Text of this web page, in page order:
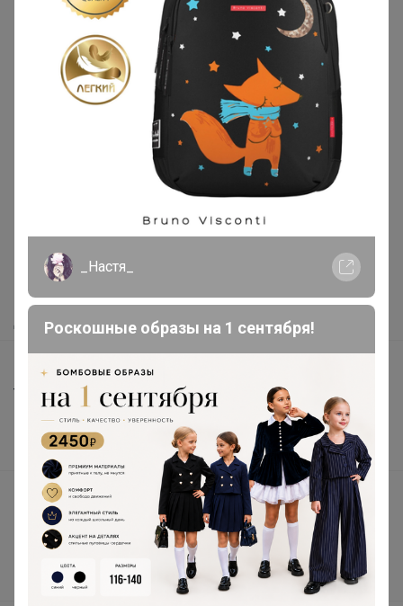
Как здесь все устроено?
Как сделать заказ?
Как получить?
Доставка
Шоурумы
Торговые марки
Наша команда
В наличии
Подарочные сертификаты
Реклама на сайте
Поставщикам
Вакансии
_Настя_
Роскошные образы на 1 сентября!